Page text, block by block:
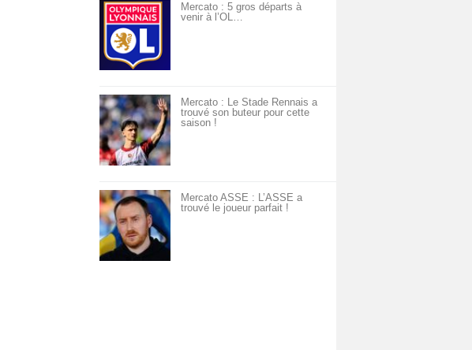
Mercato : 5 gros départs à
venir à l’OL…
Mercato : Le Stade Rennais a
trouvé son buteur pour cette
saison !
Mercato ASSE : L’ASSE a
trouvé le joueur parfait !